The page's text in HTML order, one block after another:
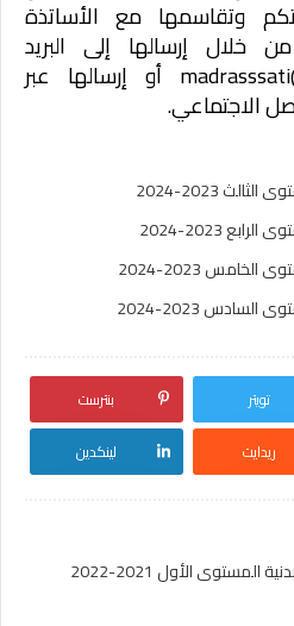
وتقاسمها مع الأساتذة
خلال إرسالها إلى البريد
أو إرسالها عبر
الاجتماعي.
2023-2024
2023-2024
2023-2024
2023-2024
تويتر
بنترست
ريدايت لينكدين
الأول 2021-2022